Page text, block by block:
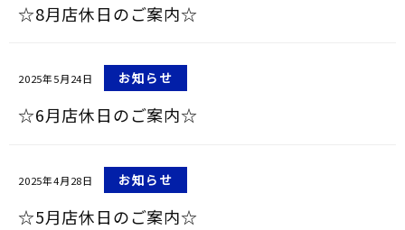
☆8月店休日のご案内☆
☆6月店休日のご案内☆
2025年5月24日 お知らせ
☆5月店休日のご案内☆
2025年4月28日 お知らせ